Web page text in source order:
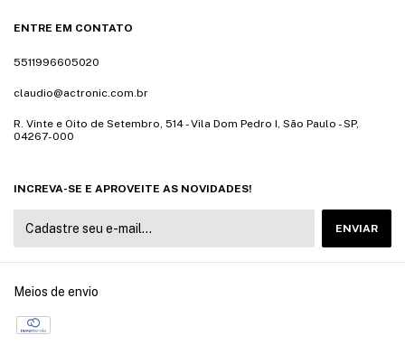
ENTRE EM CONTATO
5511996605020
claudio@actronic.com.br
R. Vinte e Oito de Setembro, 514 - Vila Dom Pedro I, São Paulo - SP,
04267-000
INCREVA-SE E APROVEITE AS NOVIDADES!
Meios de envio